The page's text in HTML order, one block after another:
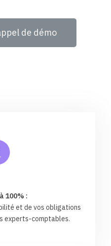
de démo
100% :
et de vos obligations
experts-comptables.